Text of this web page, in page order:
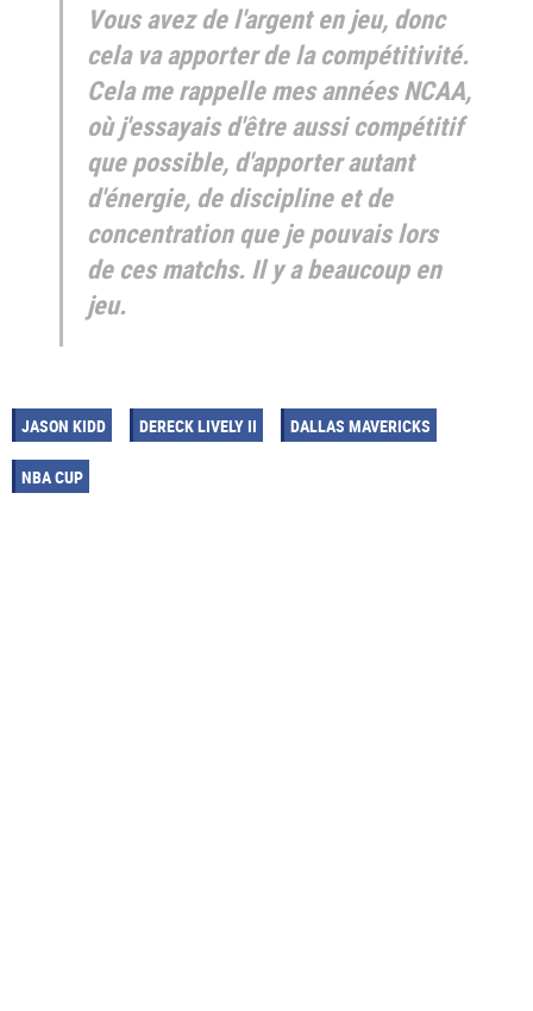
Vous avez de l'argent en jeu, donc
cela va apporter de la compétitivité.
Cela me rappelle mes années NCAA,
où j'essayais d'être aussi compétitif
que possible, d'apporter autant
d'énergie, de discipline et de
concentration que je pouvais lors
de ces matchs. Il y a beaucoup en
jeu.
JASON KIDD DERECK LIVELY II DALLAS MAVERICKS
NBA CUP